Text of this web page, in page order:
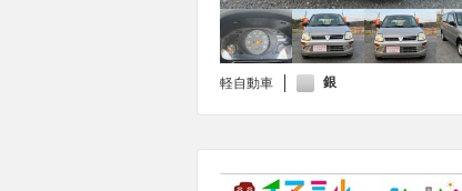
軽自動車 銀